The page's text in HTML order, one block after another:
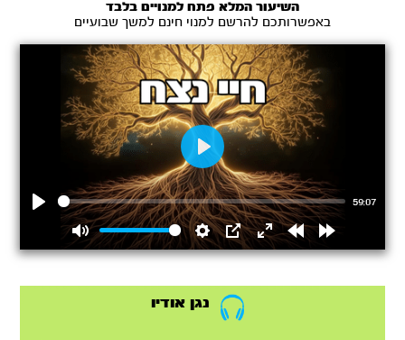
השיעור המלא פתח למנויים בלבד
באפשרותכם להרשם למנוי חינם למשך שבועיים
Play
59:07
Mute Settings
PIP
EnterRewindForward
Play
נגן אודיו